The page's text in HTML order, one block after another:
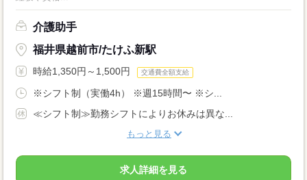
介護助手
福井県越前市/たけふ新駅
時給1,350円～1,500円 交通費全額支給
※シフト制（実働4h） ※週15時間〜 ※シ...
≪シフト制≫勤務シフトによりお休みは異な...
もっと見る
求人詳細を見る